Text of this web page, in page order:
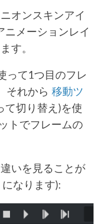
オンスキンアイ
ニメーションレイ
す。
って1つ目のフレ
それから移動ツ
て切り替え)を使
トでフレームの
いを見ることが
になります):